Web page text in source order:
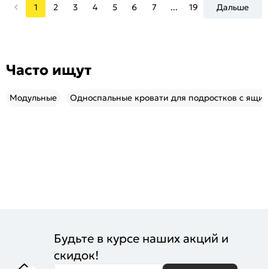
1 2 3 4 5 6 7 ... 19 Дальше
Часто ищут
Модульные Односпальные кровати для подростков с
Будьте в курсе наших акций и
скидок!